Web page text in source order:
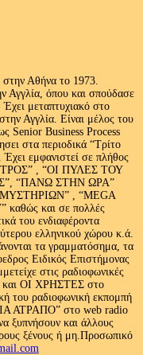
Αθήνα το 1973.
Αγγλία, όπου και σπούδασε
μεταπτυχιακό στο
Αγγλία. Είναι μέλος του
Senior Business Process
στα περιοδικά “Τρίτο
εμφανιστεί σε πλήθος
, “ΟΙ ΠΥΛΕΣ ΤΟΥ
“ΠΑΝΩ ΣΤΗΝ ΩΡΑ”
, “MEGA
και σε πολλές
του ενδιαφέροντα
ελληνικού χώρου κ.ά.
τα γραμματόσημα, τα
Ειδικός Επιστήμονας
στις ραδιοφωνικές
ΟΙ ΧΡΗΣΤΕΣ στο
του ραδιοφωνική εκπομπή
ΑΤΡΑΠΟ” στο web radio
ξυπνήσουν και άλλους
ξένους ή μη.Προσωπικό